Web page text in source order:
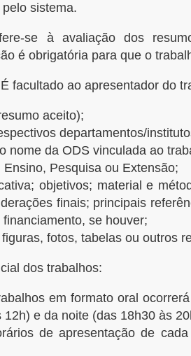
sistema.
se à avaliação dos
é obrigatória para que o
facultado ao apresentador do
aceito);
departamentos/
nome da ODS vinculada ao
Pesquisa ou Extensão;
objetivos; material e
finais; principais
se houver;
fotos, tabelas ou outros
dos trabalhos:
em formato oral
e da noite (das 18h30 às
de apresentação de